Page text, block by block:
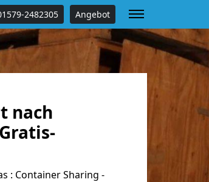
2482305 Angebot
nach
: Container Sharing -